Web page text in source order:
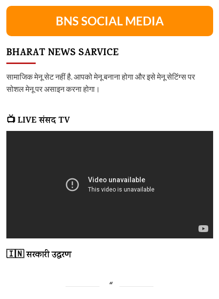
BNS SOCIAL MEDIA
BHARAT NEWS SARVICE
सामाजिक मेनू सेट नहीं है. आपको मेनू बनाना होगा और इसे मेनू सेटिंग्स पर
सोशल मेनू पर असाइन करना होगा।
📺 LIVE संसद TV
🇮🇳 सरकारी उद्धरण